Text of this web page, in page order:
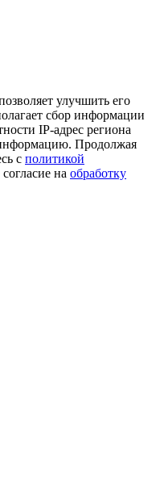
улучшить его
сбор информации
IP-адрес региона
Продолжая
с политикой
на обработку